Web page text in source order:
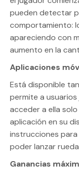
pueden detectar
comportamiento:
apareciendo con
aumento en la
Aplicaciones
Está disponible
permite a
acceder a ella
aplicación en su
instrucciones
poder lanzar
Ganancias